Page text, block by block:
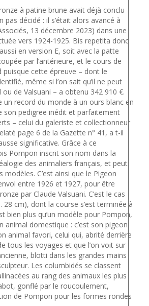
à patine brune avait déjà conclu
pas décidé : il s’était alors avancé à
13 décembre 2023) dans une
vers 1924-1925. Bis repetita donc
en version E, soit avec la patte
par l’antérieure, et le cours de
puisque cette épreuve – dont le
même si l’on sait qu’il ne peut
ou de Valsuani – a obtenu 342 910 €.
un record du monde à un ours blanc en
son pedigree inédit et parfaitement
– celui du galeriste et collectionneur
page 6 de la Gazette n° 41, a t-il
significative. Grâce à ce
Pompon inscrit son nom dans la
des animaliers français, et peut
modèles. C’est ainsi que le Pigeon
entre 1926 et 1927, pour être
par Claude Valsuani. C’est le cas
28 cm), dont la course s’est terminée à
bien plus qu’un modèle pour Pompon,
animal domestique : c’est son pigeon
animal favori, celui qui, abrité derrière
tous les voyages et que l’on voit sur
blotti dans les grandes mains
Les columbidés se classent
au rang des animaux les plus
gonflé par le roucoulement,
de Pompon pour les formes rondes